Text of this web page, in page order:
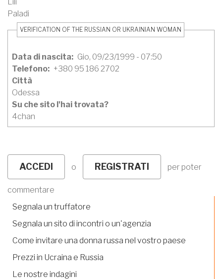
Paladi
VERIFICATION OF THE RUSSIAN OR UKRAINIAN WOMAN
Data di nascita
Gio, 09/23/1999 - 07:50
Telefono
+380 95 186 2702
Città
Odessa
Su che sito l'hai trovata?
4chan
ACCEDI o REGISTRATI per poter
commentare
Segnala un truffatore
Segnala un sito di incontri o un'agenzia
Come invitare una donna russa nel vostro paese
Prezzi in Ucraina e Russia
Le nostre indagini